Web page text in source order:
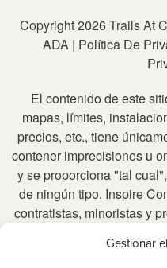
Gestionar
Copyright 2026 Trails At
ADA | Política De
El contenido de este
mapas, límites,
precios, etc., tiene
contener imprecisiones u
y se proporciona "tal
de ningún tipo. Inspire
contratistas, minoristas y
incompleta, ni por